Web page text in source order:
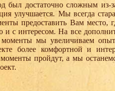
был достаточно сложным из-
улучшается. Мы всегда
предоставить Вам место,
и с интересом. На все
мы увеличиваем
более комфортной и
пройдут, а мы